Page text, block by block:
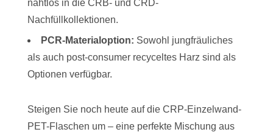
nahtlos in die CRB- und CRD-
Nachfüllkollektionen.
PCR-Materialoption: Sowohl jungfräuliches
als auch post-consumer recyceltes Harz sind als
Optionen verfügbar.
Steigen Sie noch heute auf die CRP-Einzelwand-
PET-Flaschen um – eine perfekte Mischung aus